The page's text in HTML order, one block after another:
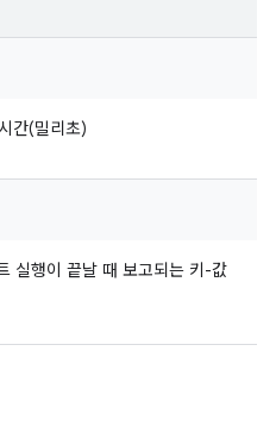
간(밀리초)
실행이 끝날 때 보고되는 키-값